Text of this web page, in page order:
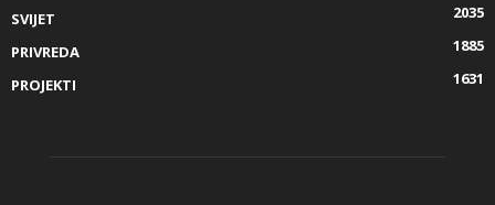
SVIJET
2035
PRIVREDA
1885
PROJEKTI
1631